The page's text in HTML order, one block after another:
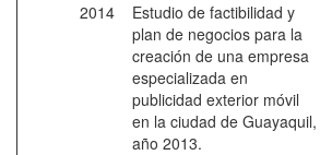
2014
Estudio de factibilidad y
plan de negocios para la
creación de una empresa
especializada en
publicidad exterior móvil
en la ciudad de Guayaquil,
año 2013.